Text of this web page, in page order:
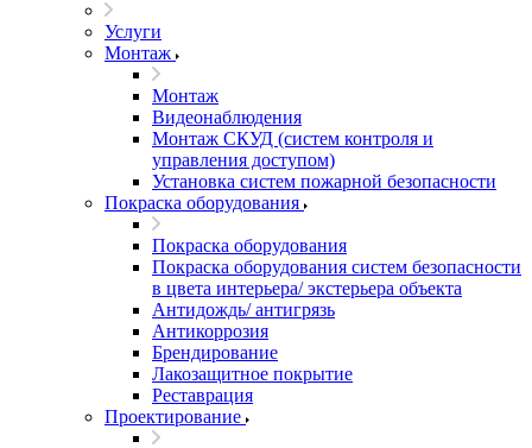
Услуги
Монтаж
Монтаж
Видеонаблюдения
Монтаж СКУД (систем контроля и
управления доступом)
Установка систем пожарной безопасности
Покраска оборудования
Покраска оборудования
Покраска оборудования систем безопасности
в цвета интерьера/ экстерьера объекта
Антидождь/ антигрязь
Антикоррозия
Брендирование
Лакозащитное покрытие
Реставрация
Проектирование